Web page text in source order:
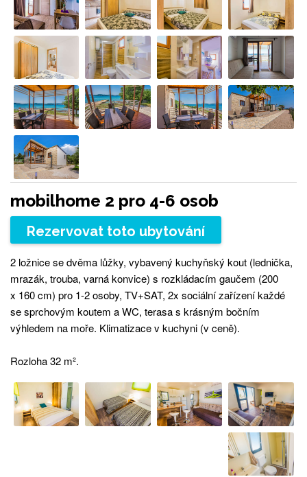
mobilhome 2 pro 4-6 osob
Rezervovat toto ubytování
2 ložnice se dvěma lůžky, vybavený kuchyňský kout (lednička,
mrazák, trouba, varná konvice) s rozkládacím gaučem (200
x 160 cm) pro 1-2 osoby, TV+SAT, 2x sociální zařízení každé
se sprchovým koutem a WC, terasa s krásným bočním
výhledem na moře. Klimatizace v kuchyni (v ceně).
Rozloha 32 m².